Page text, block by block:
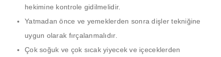
hekimine kontrole gidilmelidir.
Yatmadan önce ve yemeklerden sonra dişler tekniğine
uygun olarak fırçalanmalıdır.
Çok soğuk ve çok sıcak yiyecek ve içeceklerden